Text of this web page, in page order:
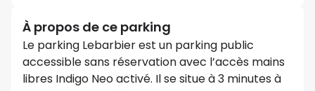
À propos de ce parking
Le parking Lebarbier est un parking public
accessible sans réservation avec l’accès mains
libres Indigo Neo activé. Il se situe à 3 minutes à